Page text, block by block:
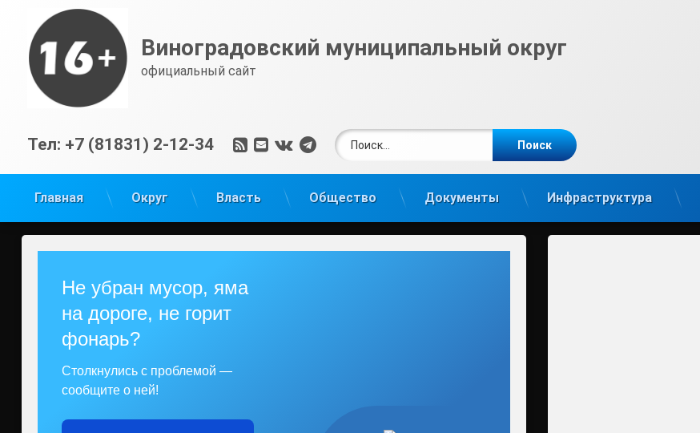
содержимому
Виноградовский муниципальный округ
официальный сайт
Тел: +7 (81831) 2-12-34 RSSE-mailВКонтакте
Telegram
Найти:
Главная Округ Власть Общество Документы Инфраструктура
Не убран мусор, яма
на дороге, не горит
фонарь?
Столкнулись с проблемой —
сообщите о ней!